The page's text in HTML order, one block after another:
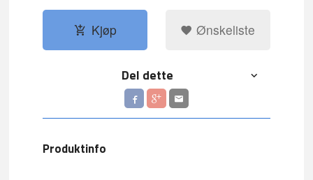
Kjøp Ønskeliste
Del dette
Produktinfo